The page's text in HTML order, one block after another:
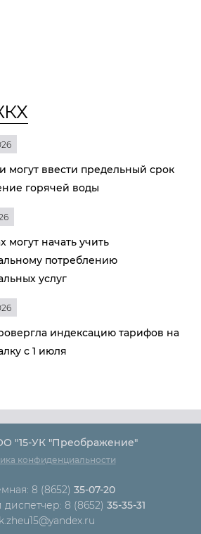
могут ввести предельный срок
горячей воды
могут начать учить
потреблению
услуг
индексацию тарифов на
с 1 июля
"15-УК "Преображение"
конфиденциальности
8 (8652) 35-07-20
8 (8652) 35-35-31